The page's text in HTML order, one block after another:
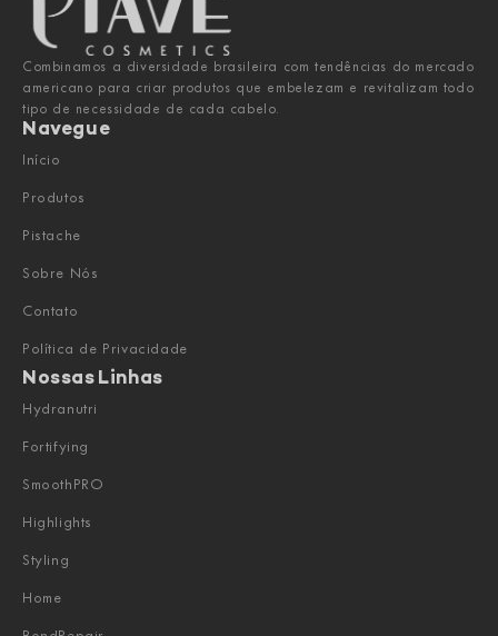
Combinamos a diversidade brasileira com tendências do mercado
americano para criar produtos que embelezam e revitalizam todo
tipo de necessidade de cada cabelo.
Navegue
Início
Produtos
Pistache
Sobre Nós
Contato
Política de Privacidade
Nossas Linhas
Hydranutri
Fortifying
SmoothPRO
Highlights
Styling
Home